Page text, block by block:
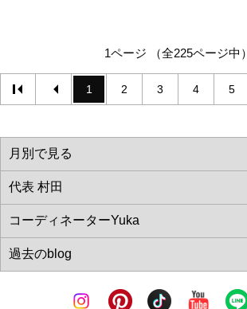
1ページ （全225ページ中）
1 2 3 4 5